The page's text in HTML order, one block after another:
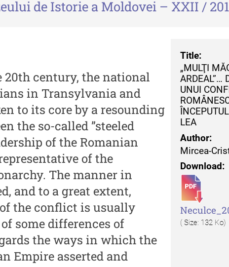
”Ioan Neculce” al
de Istorie a
- XXIII / 2017
”Ioan Neculce” al
de Istorie a
- XXII / 2016
Complet
Anuarul
al Moldovei
Anuarul
al Moldovei
Indexul
Centrului de Cercetare și
Restaurare a
Centrului de
MediCult -
culturală
MediCult -
de Istorie a Moldovei – XXII /
20th century, the national
in Transylvania and
to its core by a resounding
the so-called ”steeled
of the Romanian
of the
The manner in
and to a great extent,
the conflict is usually
some differences of
the ways in which the
Empire asserted and
Title:
„MULŢI
ARDEAL”…
UNUI
LEA
Author:
Mircea-
Download:
( Size: 132 Ko)